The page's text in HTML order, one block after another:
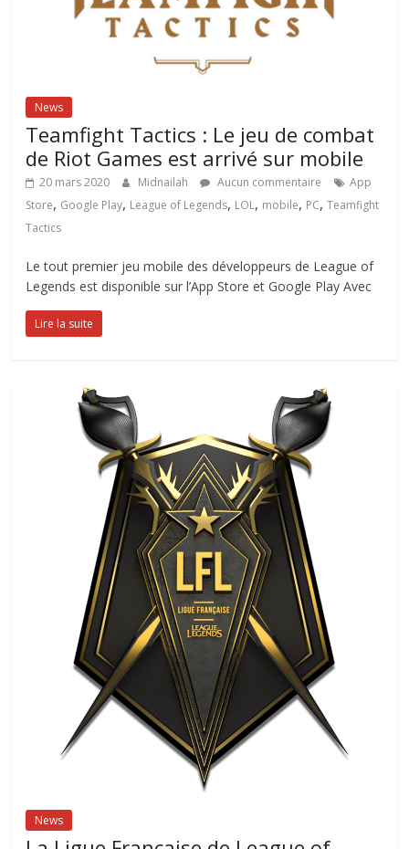
News
Teamfight Tactics : Le jeu de combat
de Riot Games est arrivé sur mobile
20 mars 2020 Midnailah Aucun commentaire
App
Store, Google Play, League of Legends, LOL, mobile, PC,Teamfight
Tactics
Le tout premier jeu mobile des développeurs de League of
Legends est disponible sur l’App Store et Google Play Avec
Lire la suite
News